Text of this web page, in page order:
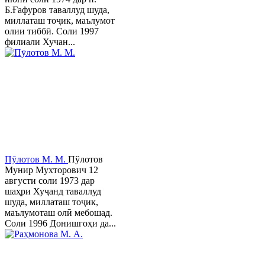
Б.Ғафуров таваллуд шуда,
миллаташ тоҷик, маълумот
олии тиббӣ. Соли 1997
филиали Хучан...
Пӯлотов М. М. Пўлотов
Мунир Мухторович 12
августи соли 1973 дар
шаҳри Хуҷанд таваллуд
шуда, миллаташ тоҷик,
маълумоташ олӣ мебошад.
Соли 1996 Донишгоҳи да...